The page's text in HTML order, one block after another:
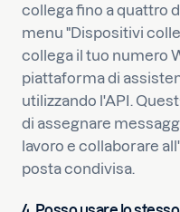
collega fino a quattro
menu "Dispositivi
collega il tuo numero
piattaforma di
utilizzando l'API.
di assegnare
lavoro e collaborare
posta condivisa.